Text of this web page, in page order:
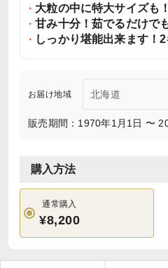
大粒の中に特大サイズも
甘み十分！茹でるだけで
しっかり堪能出来ます！2
お届け地域
販売期間：1970年1月1日 〜
購入方法
通常購入
¥8,200